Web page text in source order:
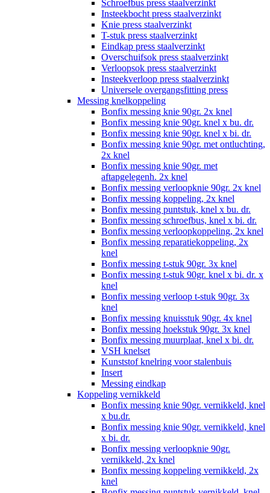
Schroefbus press staalverzinkt
Insteekbocht press staalverzinkt
Knie press staalverzinkt
T-stuk press staalverzinkt
Eindkap press staalverzinkt
Overschuifsok press staalverzinkt
Verloopsok press staalverzinkt
Insteekverloop press staalverzinkt
Universele overgangsfitting press
Messing knelkoppeling
Bonfix messing knie 90gr. 2x knel
Bonfix messing knie 90gr. knel x bu. dr.
Bonfix messing knie 90gr. knel x bi. dr.
Bonfix messing knie 90gr. met ontluchting,
2x knel
Bonfix messing knie 90gr. met
aftapgelegenh. 2x knel
Bonfix messing verloopknie 90gr. 2x knel
Bonfix messing koppeling, 2x knel
Bonfix messing puntstuk, knel x bu. dr.
Bonfix messing schroefbus, knel x bi. dr.
Bonfix messing verloopkoppeling, 2x knel
Bonfix messing reparatiekoppeling, 2x
knel
Bonfix messing t-stuk 90gr. 3x knel
Bonfix messing t-stuk 90gr. knel x bi. dr. x
knel
Bonfix messing verloop t-stuk 90gr. 3x
knel
Bonfix messing knuisstuk 90gr. 4x knel
Bonfix messing hoekstuk 90gr. 3x knel
Bonfix messing muurplaat, knel x bi. dr.
VSH knelset
Kunststof knelring voor stalenbuis
Insert
Messing eindkap
Koppeling vernikkeld
Bonfix messing knie 90gr. vernikkeld, knel
x bu.dr.
Bonfix messing knie 90gr. vernikkeld, knel
x bi. dr.
Bonfix messing verloopknie 90gr.
vernikkeld, 2x knel
Bonfix messing koppeling vernikkeld, 2x
knel